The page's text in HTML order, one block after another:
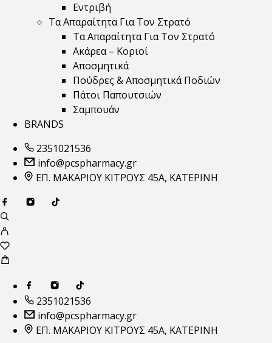
Εντριβή
Τα Απαραίτητα Για Τον Στρατό
Τα Απαραίτητα Για Τον Στρατό
Ακάρεα – Κοριοί
Αποσμητικά
Πούδρες & Αποσμητικά Ποδιών
Πάτοι Παπουτσιών
Σαμπουάν
BRANDS
2351021536
info@pcspharmacy.gr
ΕΠ. ΜΑΚΑΡΙΟΥ ΚΙΤΡΟΥΣ 45Α, ΚΑΤΕΡΙΝΗ
2351021536
info@pcspharmacy.gr
ΕΠ. ΜΑΚΑΡΙΟΥ ΚΙΤΡΟΥΣ 45Α, ΚΑΤΕΡΙΝΗ